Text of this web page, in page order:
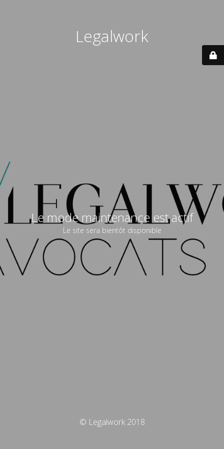
Legalwork
Le mode maintenance est actif
Le site sera bientôt disponible
© Legalwork 2018